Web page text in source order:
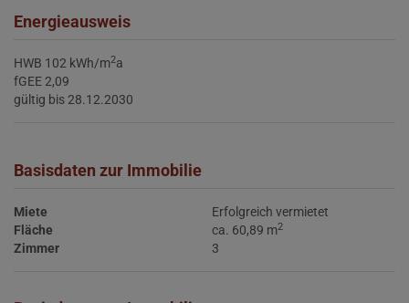
Energieausweis
HWB 102 kWh/m2a
fGEE2,09
gültig bis28.12.2030
Basisdaten zur Immobilie
Miete
Erfolgreich vermietet
Fläche
ca. 60,89 m2
Zimmer 3